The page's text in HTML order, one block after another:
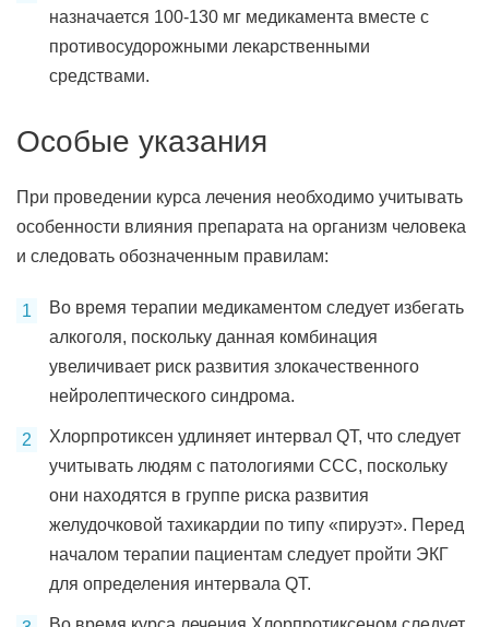
назначается 100-130 мг медикамента вместе с
противосудорожными лекарственными
средствами.
Особые указания
При проведении курса лечения необходимо учитывать
особенности влияния препарата на организм человека
и следовать обозначенным правилам:
Во время терапии медикаментом следует избегать
алкоголя, поскольку данная комбинация
увеличивает риск развития злокачественного
нейролептического синдрома.
Хлорпротиксен удлиняет интервал QT, что следует
учитывать людям с патологиями ССС, поскольку
они находятся в группе риска развития
желудочковой тахикардии по типу «пируэт». Перед
началом терапии пациентам следует пройти ЭКГ
для определения интервала QT.